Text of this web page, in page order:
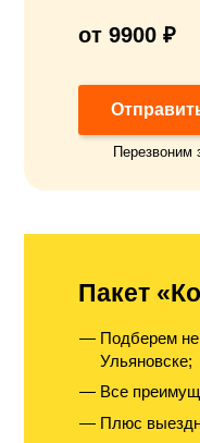
от 9900 ₽
Перезвоним
Пакет
Подберем
Ульяновске;
Все
Плюс